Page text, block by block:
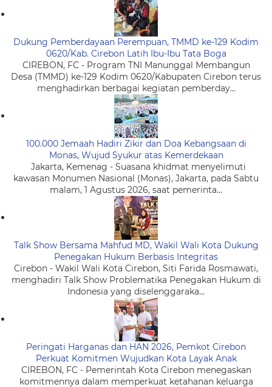
Dukung Pemberdayaan Perempuan, TMMD ke-129 Kodim
0620/Kab. Cirebon Latih Ibu-Ibu Tata Boga
CIREBON, FC - Program TNI Manunggal Membangun
Desa (TMMD) ke-129 Kodim 0620/Kabupaten Cirebon terus
menghadirkan berbagai kegiatan pemberday...
100.000 Jemaah Hadiri Zikir dan Doa Kebangsaan di
Monas, Wujud Syukur atas Kemerdekaan
Jakarta, Kemenag - Suasana khidmat menyelimuti
kawasan Monumen Nasional (Monas), Jakarta, pada Sabtu
malam, 1 Agustus 2026, saat pemerinta...
Talk Show Bersama Mahfud MD, Wakil Wali Kota Dukung
Penegakan Hukum Berbasis Integritas
Cirebon - Wakil Wali Kota Cirebon, Siti Farida Rosmawati,
menghadiri Talk Show Problematika Penegakan Hukum di
Indonesia yang diselenggaraka...
Peringati Harganas dan HAN 2026, Pemkot Cirebon
Perkuat Komitmen Wujudkan Kota Layak Anak
CIREBON, FC - Pemerintah Kota Cirebon menegaskan
komitmennya dalam memperkuat ketahanan keluarga